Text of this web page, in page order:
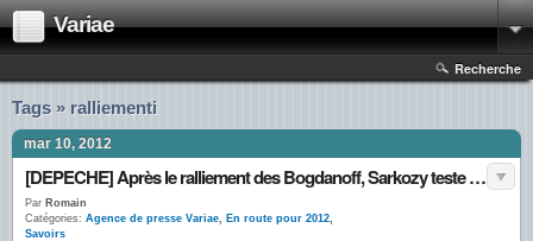
Variae
Recherche
Tags » ralliementi
mar 10, 2012
[DEPECHE] Après le ralliement des Bogdanoff, Sarkozy teste « la science forte »
Par Romain
Catégories: Agence de presse Variae, En route pour 2012,
Savoirs